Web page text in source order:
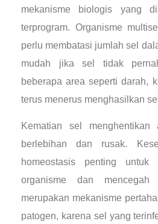
mekanisme biologis yang
terprogram. Organisme
perlu membatasi jumlah sel
mudah jika sel tidak
beberapa area seperti darah,
terus menerus menghasilkan
Kematian sel
berlebihan dan rusak.
homeostasis penting untuk
organisme dan
merupakan mekanisme
patogen, karena sel yang